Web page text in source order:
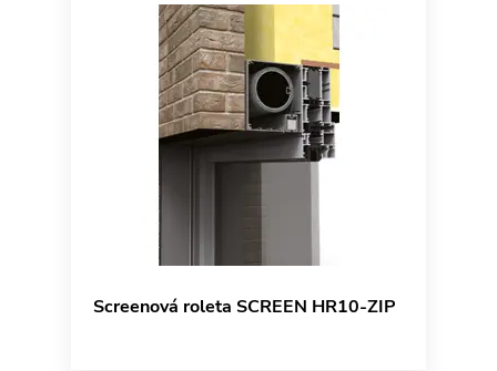
Screenová roleta SCREEN HR10-ZIP